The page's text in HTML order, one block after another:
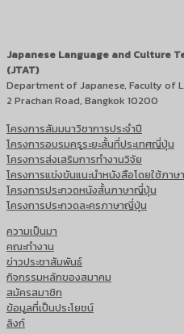
Japanese Language and Culture
(JTAT)
Department of Japanese, Faculty of
2 Prachan Road, Bangkok 10200
โครงการสัมมนาวิชาการประจำปี
โครงการอบรมครูระยะสั้นที่ประเทศญี่ปุ่น
โครงการส่งเสริมการทำงานวิจัย
โครงการแข่งขันแนะนำหนังสือโดยใช้ภา
โครงการประกวดหนังสั้นภาษาญี่ปุ่น
โครงการประกวดละครภาษาญี่ปุ่น
ความเป็นมา
คณะทำงาน
ข่าวประชาสัมพันธ์
กิจกรรมหลักของสมาคม
สมัครสมาชิก
ข้อมูลที่เป็นประโยชน์
ลิงก์